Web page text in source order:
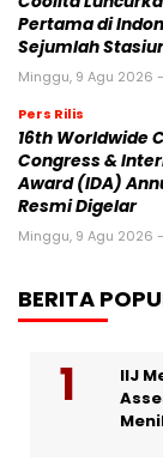
Pertama di
Sejumlah
Minggu, 9 Agu 2026
Pers Rilis
16th Worldwide
Congress &
Award (IDA)
Resmi Digelar
Minggu, 9 Agu 2026 -
BERITA
IIJ